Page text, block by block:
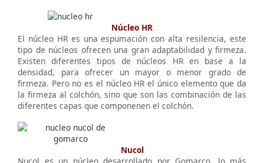
Núcleo HR
El núcleo HR es una espumación con alta resilencia, este
tipo de núcleos ofrecen una gran adaptabilidad y firmeza.
Existen diferentes tipos de núcleos HR en base a la
densidad, para ofrecer un mayor o menor grado de
firmeza. Pero no es el núcleo HR el único elemento que da
la firmeza al colchón, sino que son las combinación de las
diferentes capas que componenen el colchón.
Nucol